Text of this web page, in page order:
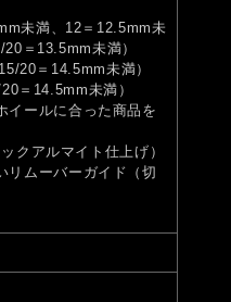
未満、12＝12.5mm未
＝13.5mm未満）
20＝14.5mm未満）
＝14.5mm未満）
イールに合った商品を
クアルマイト仕上げ）
リムーバーガイド（切